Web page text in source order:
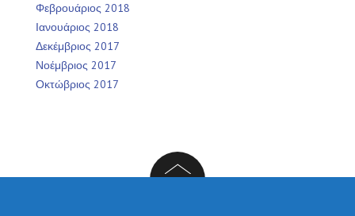
Φεβρουάριος 2018
Ιανουάριος 2018
Δεκέμβριος 2017
Νοέμβριος 2017
Οκτώβριος 2017